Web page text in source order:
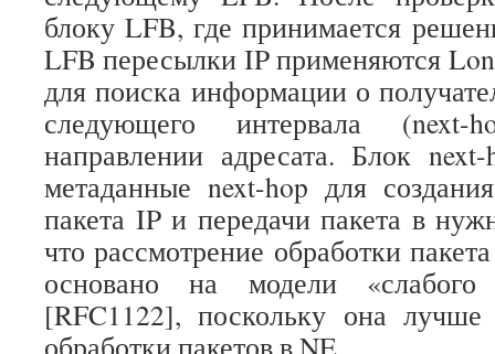
блоку LFB, где принимается
LFB пересылки IP применяются
для поиска информации о
следующего интервала
направлении адресата. Блок
метаданные next-hop для
пакета IP и передачи пакета в
что рассмотрение обработки
основано на модели «слабого
[RFC1122], поскольку она лучше
обработки пакетов в NE.